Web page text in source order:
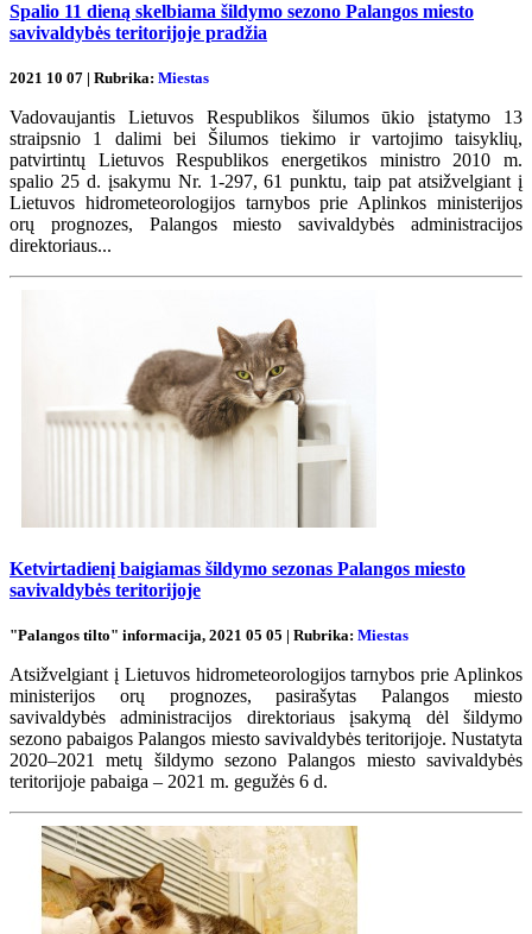
Spalio 11 dieną skelbiama šildymo sezono Palangos miesto
savivaldybės teritorijoje pradžia
2021 10 07 | Rubrika: Miestas
Vadovaujantis Lietuvos Respublikos šilumos ūkio įstatymo 13
straipsnio 1 dalimi bei Šilumos tiekimo ir vartojimo taisyklių,
patvirtintų Lietuvos Respublikos energetikos ministro 2010 m.
spalio 25 d. įsakymu Nr. 1-297, 61 punktu, taip pat atsižvelgiant į
Lietuvos hidrometeorologijos tarnybos prie Aplinkos ministerijos
orų prognozes, Palangos miesto savivaldybės administracijos
direktoriaus...
Ketvirtadienį baigiamas šildymo sezonas Palangos miesto
savivaldybės teritorijoje
"Palangos tilto" informacija, 2021 05 05 | Rubrika: Miestas
Atsižvelgiant į Lietuvos hidrometeorologijos tarnybos prie Aplinkos
ministerijos orų prognozes, pasirašytas Palangos miesto
savivaldybės administracijos direktoriaus įsakymą dėl šildymo
sezono pabaigos Palangos miesto savivaldybės teritorijoje. Nustatyta
2020–2021 metų šildymo sezono Palangos miesto savivaldybės
teritorijoje pabaiga – 2021 m. gegužės 6 d.